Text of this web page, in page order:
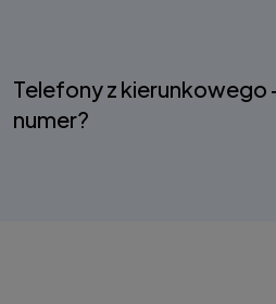
Telefony z kierunkowego
numer?